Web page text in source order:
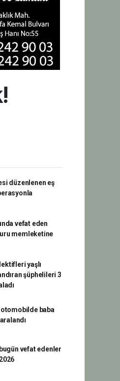
düzenlenen eş
vefat eden
memleketine
yaşlı
şüphelileri 3
baba
vefat edenler